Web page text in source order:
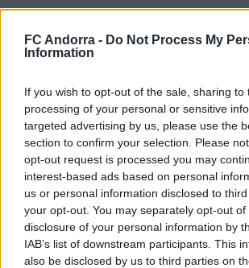
FC Andorra - Do Not Process My
Information
If you wish to opt-out of the sale, sharing to
processing of your personal or sensitive
targeted advertising by us, please use the
section to confirm your selection. Please
opt-out request is processed you may
interest-based ads based on personal
us or personal information disclosed to
your opt-out. You may separately opt-out
disclosure of your personal information by
IAB’s list of downstream participants. This
also be disclosed by us to third parties on
Noticias relacionadas
Accidente para cerrar
pretemporada
PRIMER EQUIPO
Enes Sali, talento